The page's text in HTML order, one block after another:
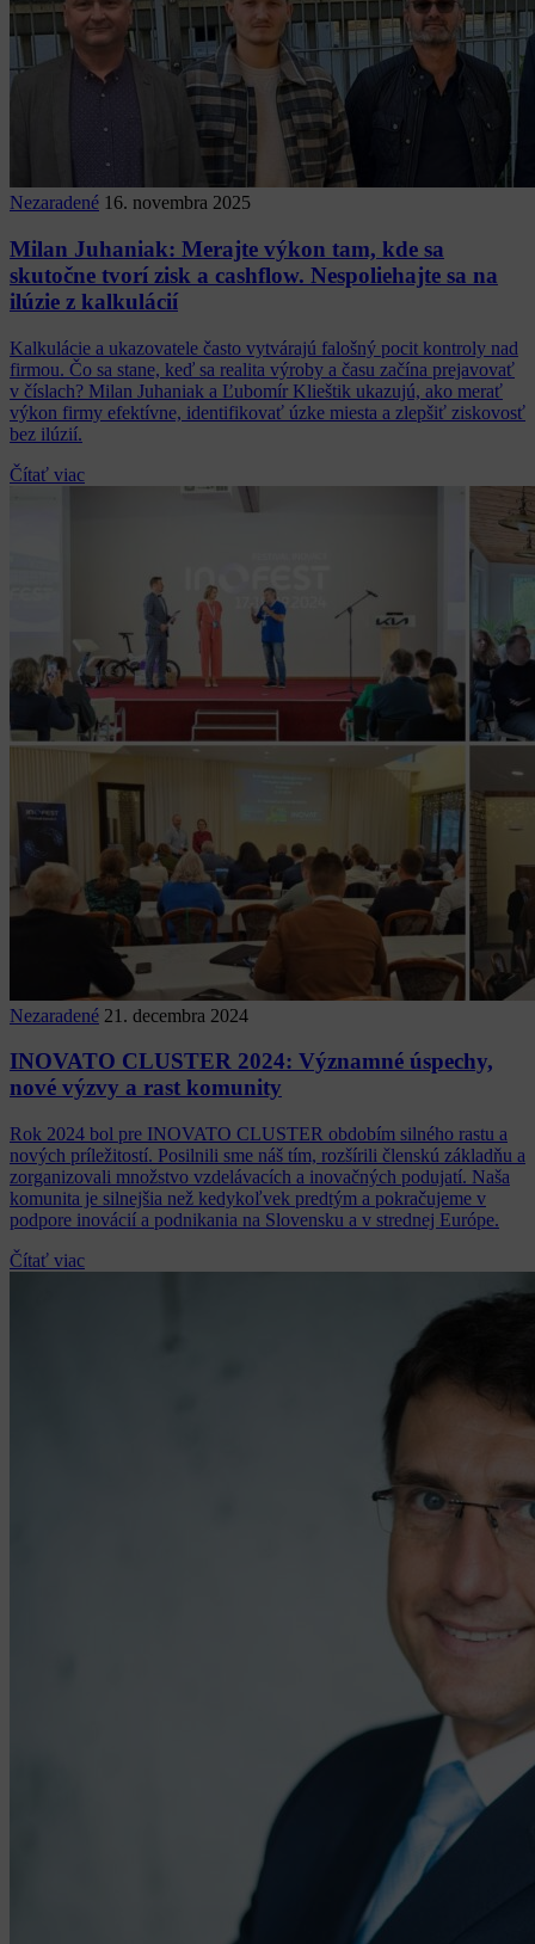
Nezaradené 16. novembra 2025
Milan Juhaniak: Merajte výkon tam, kde sa
skutočne tvorí zisk a cashflow. Nespoliehajte sa na
ilúzie z kalkulácií
Kalkulácie a ukazovatele často vytvárajú falošný pocit kontroly nad
firmou. Čo sa stane, keď sa realita výroby a času začína prejavovať
v číslach? Milan Juhaniak a Ľubomír Klieštik ukazujú, ako merať
výkon firmy efektívne, identifikovať úzke miesta a zlepšiť ziskovosť
bez ilúzií.
Čítať viac
Nezaradené 21. decembra 2024
INOVATO CLUSTER 2024: Významné úspechy,
nové výzvy a rast komunity
Rok 2024 bol pre INOVATO CLUSTER obdobím silného rastu a
nových príležitostí. Posilnili sme náš tím, rozšírili členskú základňu a
zorganizovali množstvo vzdelávacích a inovačných podujatí. Naša
komunita je silnejšia než kedykoľvek predtým a pokračujeme v
podpore inovácií a podnikania na Slovensku a v strednej Európe.
Čítať viac